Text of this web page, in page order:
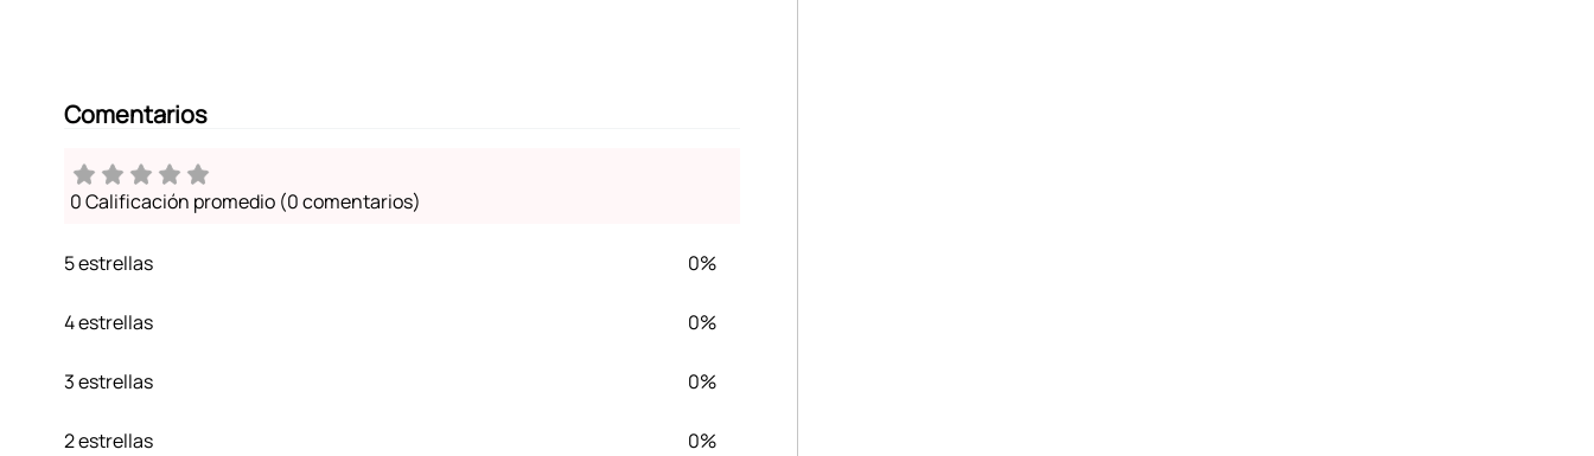
Comentarios
0 Calificación promedio (0 comentarios)
5 estrellas 0%
4 estrellas 0%
3 estrellas 0%
2 estrellas 0%